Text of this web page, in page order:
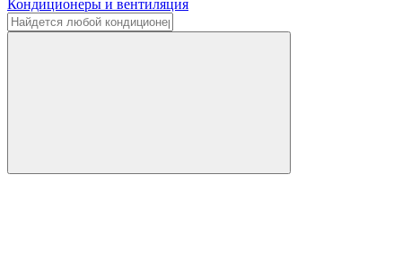
Кондиционеры и вентиляция